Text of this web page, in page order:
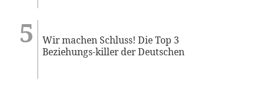
Wir machen Schluss! Die Top 3
Beziehungs-killer der Deutschen